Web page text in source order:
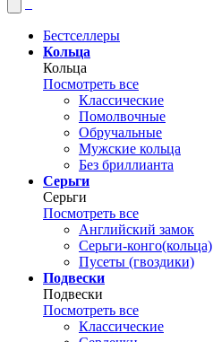
Бестселлеры
Кольца
Кольца
Посмотреть все
Классические
Помолвочные
Обручальные
Мужские кольца
Без бриллианта
Серьги
Серьги
Посмотреть все
Английский замок
Серьги-конго(кольца)
Пусеты (гвоздики)
Подвески
Подвески
Посмотреть все
Классические